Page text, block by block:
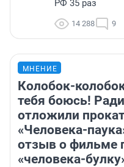
РФ 35 раз
14 288 9
МНЕНИЕ
Колобок-
тебя боюсь!
отложили
«Человека-
отзыв о фильме
«человека-